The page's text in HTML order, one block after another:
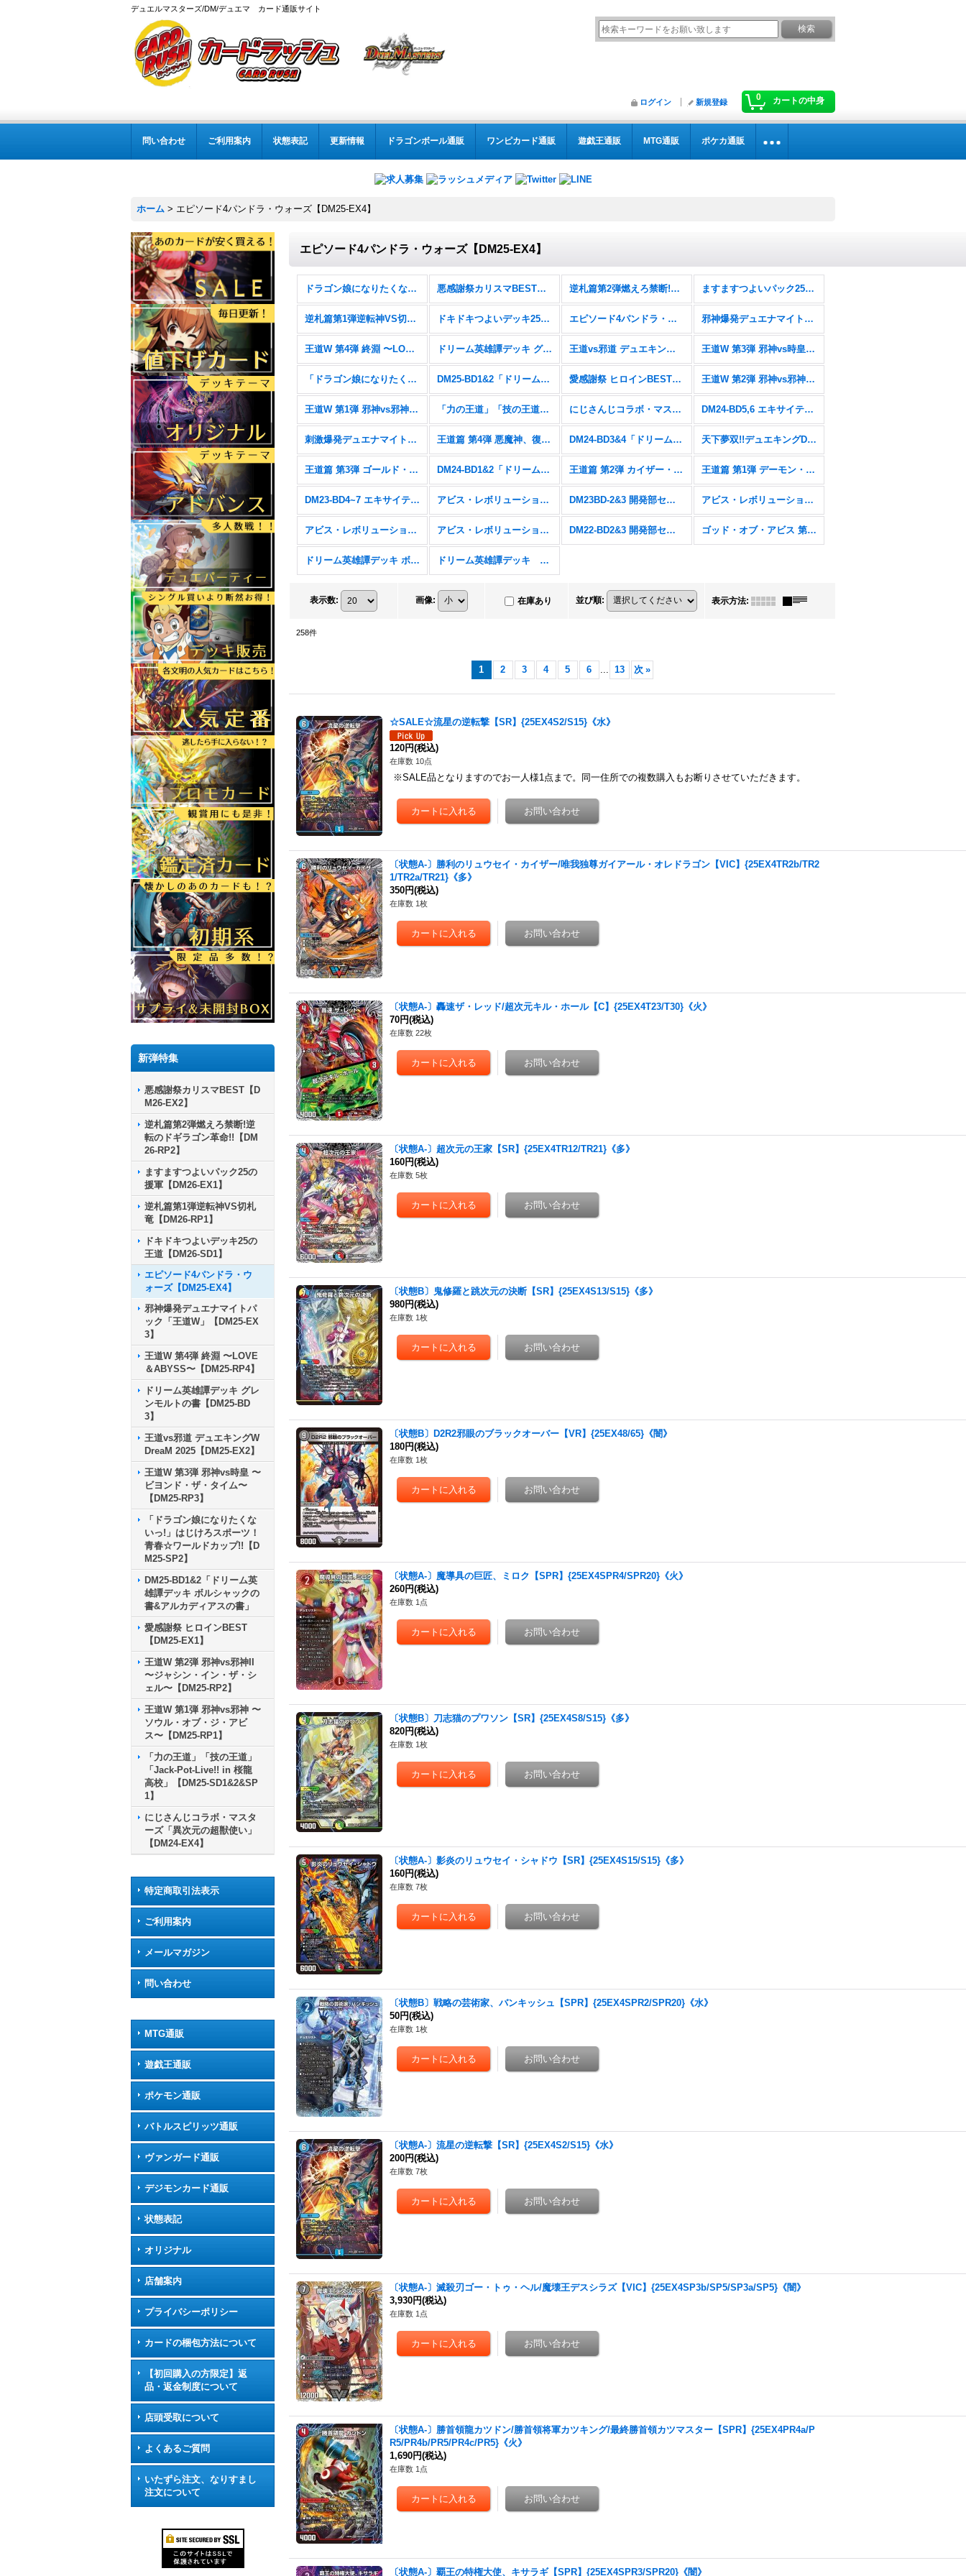
デュエルマスターズ/DM/デュエマ カード通販サイト
0 カートの中身
ログイン 新規登録
問い合わせ ご利用案内 状態表記 更新情報 ドラゴンボール通販 ワンピカード通販 遊戯王通販 MTG通販 ポケカ通販
ホーム > エピソード4パンドラ・ウォーズ【DM25-EX4】
新弾特集
悪感謝祭カリスマBEST【D
M26-EX2】
逆札篇第2弾燃えろ禁断!逆
転のドギラゴン革命!!【DM
26-RP2】
ますますつよいパック25の
援軍【DM26-EX1】
逆札篇第1弾逆転神VS切札
竜【DM26-RP1】
ドキドキつよいデッキ25の
王道【DM26-SD1】
エピソード4パンドラ・ウ
ォーズ【DM25-EX4】
邪神爆発デュエナマイトパ
ック「王道W」【DM25-EX
3】
王道W 第4弾 終淵 〜LOVE
＆ABYSS〜【DM25-RP4】
ドリーム英雄譚デッキ グレ
ンモルトの書【DM25-BD
3】
王道vs邪道 デュエキングW
DreaM 2025【DM25-EX2】
王道W 第3弾 邪神vs時皇 〜
ビヨンド・ザ・タイム〜
【DM25-RP3】
「ドラゴン娘になりたくな
いっ!」はじけろスポーツ！
青春☆ワールドカップ!!【D
M25-SP2】
DM25-BD1&2「ドリーム英
雄譚デッキ ボルシャックの
書&アルカディアスの書」
愛感謝祭 ヒロインBEST
【DM25-EX1】
王道W 第2弾 邪神vs邪神II
〜ジャシン・イン・ザ・シ
ェル〜【DM25-RP2】
王道W 第1弾 邪神vs邪神 〜
ソウル・オブ・ジ・アビ
ス〜【DM25-RP1】
「力の王道」「技の王道」
「Jack-Pot-Live!! in 桜龍
高校」【DM25-SD1&2&SP
1】
にじさんじコラボ・マスタ
ーズ「異次元の超獣使い」
【DM24-EX4】
特定商取引法表示
ご利用案内
メールマガジン
問い合わせ
MTG通販
遊戯王通販
ポケモン通販
バトルスピリッツ通販
ヴァンガード通販
デジモンカード通販
状態表記
オリジナル
店舗案内
プライバシーポリシー
カードの梱包方法について
【初回購入の方限定】返
品・返金制度について
店頭受取について
よくあるご質問
いたずら注文、なりすまし
注文について
エピソード4パンドラ・ウォーズ【DM25-EX4】
ドラゴン娘になりたくないっ！ 文化祭だョ！全員集合!!ドラ娘100％パック【DM26-EX3】 悪感謝祭カリスマBEST【DM26-EX2】 逆札篇第2弾燃えろ禁断!逆転のドギラゴン革命!!【DM26-RP2】 ますますつよいパック25の援軍【DM26-EX1】
逆札篇第1弾逆転神VS切札竜【DM26-RP1】 ドキドキつよいデッキ25の王道【DM26-SD1】 エピソード4パンドラ・ウォーズ【DM25-EX4】 邪神爆発デュエナマイトパック「王道W」【DM25-EX3】
王道W 第4弾 終淵 〜LOVE＆ABYSS〜【DM25-RP4】 ドリーム英雄譚デッキ グレンモルトの書【DM25-BD3】 王道vs邪道 デュエキングWDreaM 2025【DM25-EX2】 王道W 第3弾 邪神vs時皇 〜ビヨンド・ザ・タイム〜【DM25-RP3】
「ドラゴン娘になりたくないっ!」はじけろスポーツ！青春☆ワールドカップ!!【DM25-SP2】 DM25-BD1&2「ドリーム英雄譚デッキ ボルシャックの書&アルカディアスの書」 愛感謝祭 ヒロインBEST【DM25-EX1】 王道W 第2弾 邪神vs邪神II 〜ジャシン・イン・ザ・シェル〜【DM25-RP2】
王道W 第1弾 邪神vs邪神 〜ソウル・オブ・ジ・アビス〜【DM25-RP1】 「力の王道」「技の王道」「Jack-Pot-Live!! in 桜龍高校」【DM25-SD1&2&SP1】 にじさんじコラボ・マスターズ「異次元の超獣使い」【DM24-EX4】 DM24-BD5,6 エキサイティング・デュエパ・デッキ「アセビと異世界フェアリーたち」&「ツラトゥストラは水晶と語らう」
刺激爆発デュエナマイトパック【DM24-EX3】 王道篇 第4弾 悪魔神、復活【DM24-RP4】 DM24-BD3&4「ドリーム英雄譚デッキ モモキングの書&ナイトメア黙示録デッキ バロムの章」 天下夢双!!デュエキングDreaM 2024【DM24-EX2】
王道篇 第3弾 ゴールド・オブ・ハイパーエンジェル【DM24-RP3】 DM24-BD1&2「ドリーム英雄譚デッキ ドギラゴンの書&ジョニーの書」 王道篇 第2弾 カイザー・オブ・ハイパードラゴン【DM24-RP2】 王道篇 第1弾 デーモン・オブ・ハイパームーン【DM24-RP1】
DM23-BD4~7 エキサイティング・デュエパ・デッキ アビス・レボリューション 第4弾 竜皇神爆輝【DM23-RP4】 DM23BD-2&3 開発部セレクションデッキ「火闇邪王門」& 「水闇自然ハンデス」 アビス・レボリューション 第3弾 魔覇革命【DM23-RP3】
アビス・レボリューション 第2弾 忍邪乱武【DM23-RP2】 アビス・レボリューション 第1弾 双竜戦記【DM23-RP1】 DM22-BD2&3 開発部セレクションデッキ「光水火鬼羅.Star」& 「7軸ガチロボ」 ゴッド・オブ・アビス 第2弾 轟炎の竜皇【DM22-RP2】
ドリーム英雄譚デッキ ボルシャックの書【DM25-BD1】 ドリーム英雄譚デッキ アルカディアスの書【DM25-BD2】
表示数: 画像: 在庫あり 並び順: 表示方法:
258件
1 2 3 4 5 6 13 次 »
☆SALE☆流星の逆転撃【SR】{25EX4S2/S15}《水》
120円(税込)
在庫数 10点
※SALE品となりますのでお一人様1点まで。同一住所での複数購入もお断りさせていただきます。
〔状態A-〕勝利のリュウセイ・カイザー/唯我独尊ガイアール・オレドラゴン【VIC】{25EX4TR2b/TR2
1/TR2a/TR21}《多》
350円(税込)
在庫数 1枚
〔状態A-〕轟速ザ・レッド/超次元キル・ホール【C】{25EX4T23/T30}《火》
70円(税込)
在庫数 22枚
〔状態A-〕超次元の王家【SR】{25EX4TR12/TR21}《多》
160円(税込)
在庫数 5枚
〔状態B〕鬼修羅と跳次元の決断【SR】{25EX4S13/S15}《多》
980円(税込)
在庫数 1枚
〔状態B〕D2R2邪眼のブラックオーバー【VR】{25EX48/65}《闇》
180円(税込)
在庫数 1枚
〔状態A-〕魔導具の巨匠、ミロク【SPR】{25EX4SPR4/SPR20}《火》
260円(税込)
在庫数 1点
〔状態B〕刀志猫のプワソン【SR】{25EX4S8/S15}《多》
820円(税込)
在庫数 1枚
〔状態A-〕影炎のリュウセイ・シャドウ【SR】{25EX4S15/S15}《多》
160円(税込)
在庫数 7枚
〔状態B〕戦略の芸術家、バンキッシュ【SPR】{25EX4SPR2/SPR20}《水》
50円(税込)
在庫数 1枚
〔状態A-〕流星の逆転撃【SR】{25EX4S2/S15}《水》
200円(税込)
在庫数 7枚
〔状態A-〕滅殺刃ゴー・トゥ・ヘル/魔壊王デスシラズ【VIC】{25EX4SP3b/SP5/SP3a/SP5}《闇》
3,930円(税込)
在庫数 1点
〔状態A-〕勝首領龍カツドン/勝首領将軍カツキング/最終勝首領カツマスター【SPR】{25EX4PR4a/P
R5/PR4b/PR5/PR4c/PR5}《火》
1,690円(税込)
在庫数 1点
〔状態A-〕覇王の特権大使、キサラギ【SPR】{25EX4SPR3/SPR20}《闇》